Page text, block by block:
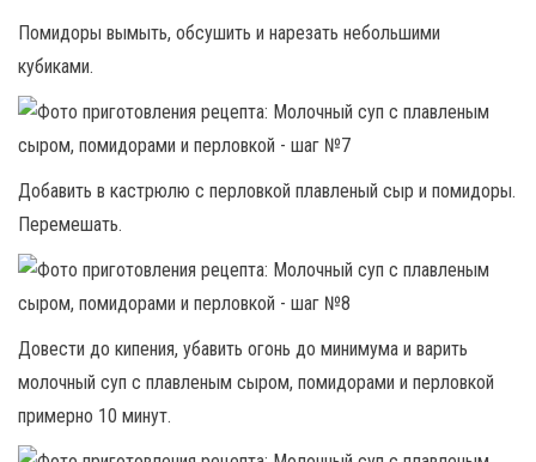
Помидоры вымыть, обсушить и нарезать небольшими
кубиками.
Добавить в кастрюлю с перловкой плавленый сыр и помидоры.
Перемешать.
Довести до кипения, убавить огонь до минимума и варить
молочный суп с плавленым сыром, помидорами и перловкой
примерно 10 минут.